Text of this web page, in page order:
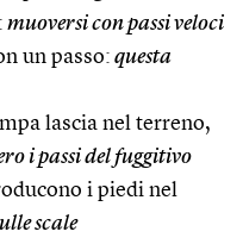
muoversi con passi veloci
un passo: questa
lascia nel terreno,
i passi del fuggitivo
i piedi nel
scale